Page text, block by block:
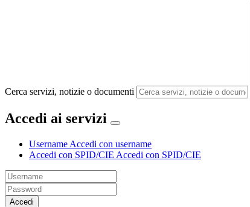
Cerca servizi, notizie o documenti
Accedi ai servizi
Username Accedi con username
Accedi con SPID/CIE Accedi con SPID/CIE
Accedi